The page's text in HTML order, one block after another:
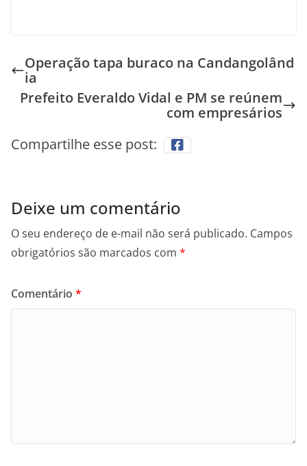
Operação tapa buraco na Candangolând
ia
Prefeito Everaldo Vidal e PM se reúnem
com empresários
Compartilhe esse post:
Deixe um comentário
O seu endereço de e-mail não será publicado. Campos
obrigatórios são marcados com *
Comentário *